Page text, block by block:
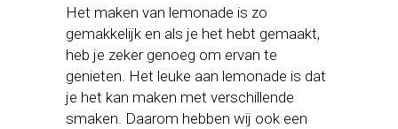
Het maken van lemonade is zo
gemakkelijk en als je het hebt gemaakt,
heb je zeker genoeg om ervan te
genieten. Het leuke aan lemonade is dat
je het kan maken met verschillende
smaken. Daarom hebben wij ook een